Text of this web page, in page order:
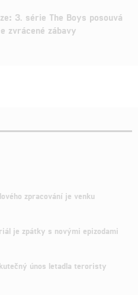
3. série The Boys posouvá
zvrácené zábavy
zpracování je venku
je zpátky s novými epizodami
únos letadla teroristy